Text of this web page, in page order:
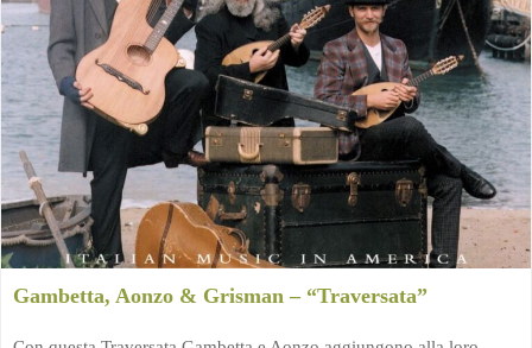
Gambetta, Aonzo & Grisman – “Traversata”